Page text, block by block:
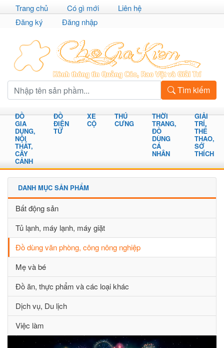
Trang chủ Có gì mới
Liên hệ
Đăng ký
Đăng nhập
Tìm kiếm
ĐỒ
GIA
DỤNG,
NỘI
THẤT,
CÂY
CẢNH
ĐỒ
ĐIỆN
TỬ
XE
CỘ
THÚ
CƯNG
THỜI
TRANG,
ĐỒ
DÙNG
CÁ
NHÂN
GIẢI
TRÍ,
THỂ
THAO,
SỞ
THÍCH
DANH MỤC SẢN PHẨM
Bất động sản
Tủ lạnh, máy lạnh, máy giặt
Đồ dùng văn phòng, công nông nghiệp
Mẹ và bé
Đồ ăn, thực phẩm và các loại khác
Dịch vụ, Du lịch
Việc làm